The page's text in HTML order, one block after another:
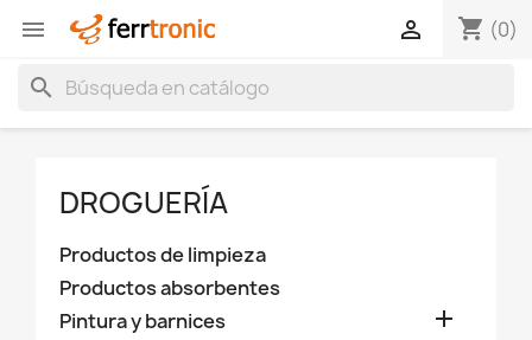
 shopping_cart (0)

search
DROGUERÍA
Productos de limpieza
Productos absorbentes
Pintura y barnices
